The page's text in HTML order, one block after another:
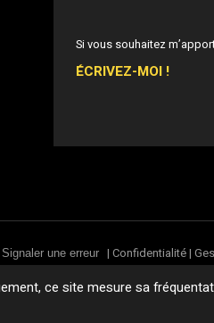
Si vous souhaitez
ÉCRIVEZ-MOI !
Signaler une erreur | Confidentialité|
ce site mesure sa